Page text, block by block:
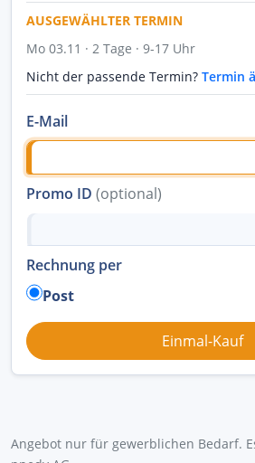
AUSGEWÄHLTER TERMIN
Mo 03.11 · 2 Tage · 9-17 Uhr
Nicht der passende Termin? Termin
E-Mail
Promo ID (optional)
Rechnung per
Post
Angebot nur für gewerblichen Bedarf.